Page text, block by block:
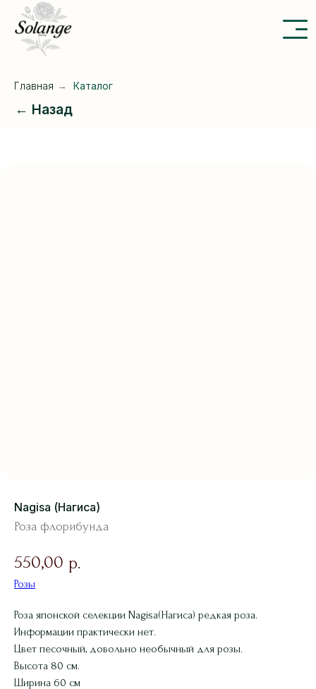
Главная → Каталог
← Назад
Nagisa (Нагиса)
Роза флорибунда
550,00 р.
Розы
Роза японской селекции Nagisa(Нагиса) редкая роза.
Информации практически нет.
Цвет песочный, довольно необычный для розы.
Высота 80 см.
Ширина 60 см